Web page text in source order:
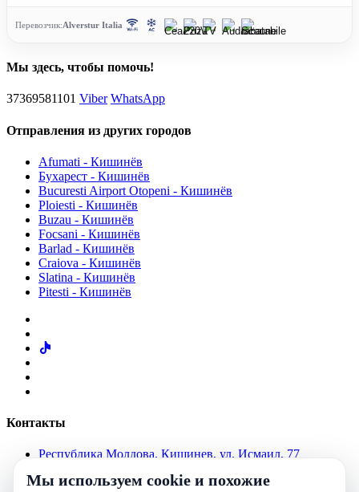
Перевозчик:Alverstur Italia
Мы здесь, чтобы помочь!
37369581101 Viber WhatsApp
Отправления из других городов
Afumati - Кишинёв
Бухарест - Кишинёв
Bucuresti Airport Otopeni - Кишинёв
Ploiesti - Кишинёв
Buzau - Кишинёв
Focsani - Кишинёв
Barlad - Кишинёв
Craiova - Кишинёв
Slatina - Кишинёв
Pitesti - Кишинёв
Контакты
Республика Молдова, Кишинев, ул. Исмаил, 77
+37369581101
Мы используем cookie и похожие